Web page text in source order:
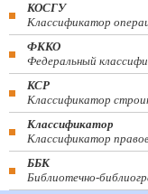
КОСГУ
Классификатор
ФККО
Федеральный
КСР
Классификатор
Классификатор
Классификатор
ББК
Библиотечно-